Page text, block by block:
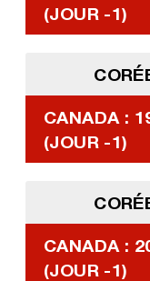
(JOUR -1)
CANADA :
(JOUR -1)
CANADA :
(JOUR -1)